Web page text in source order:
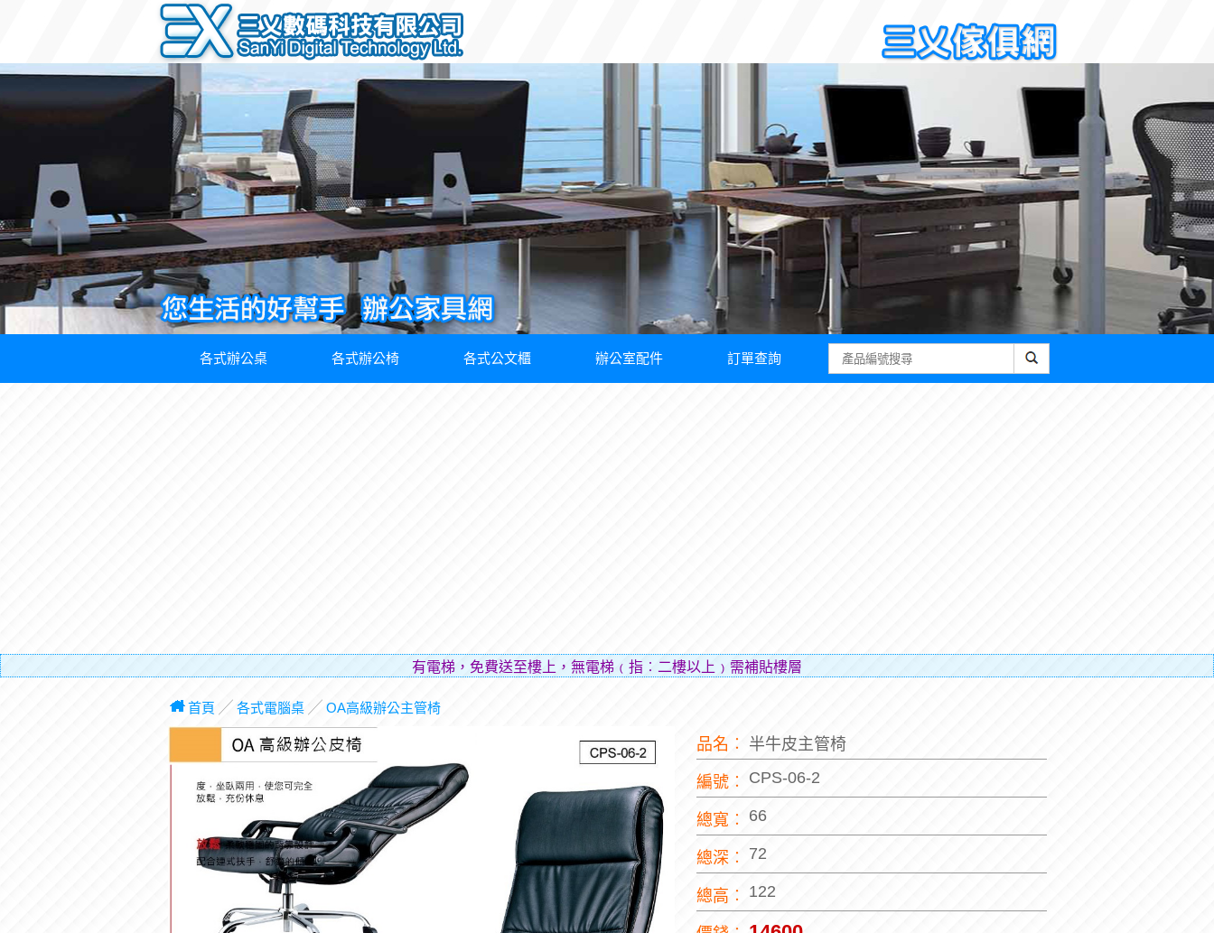
各式辦公桌 各式辦公椅 各式公文櫃 辦公室配件 訂單查詢
有電梯，免費送至樓上，無電梯﹙指︰二樓以上﹚需補貼樓層費用（貼補搬運
首頁 ╱ 各式電腦桌╱ OA高級辦公主管椅
品名︰ 半牛皮主管椅
編號︰ CPS-06-2
總寬︰ 66
總深︰ 72
總高︰ 122